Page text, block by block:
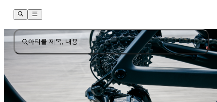
아티클 제목, 내용